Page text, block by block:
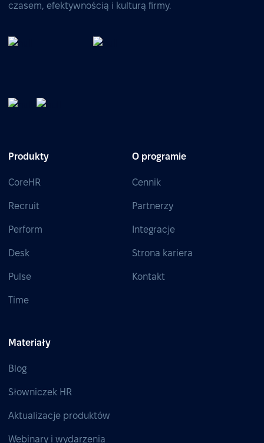
czasem, efektywnością i kulturą firmy.
Produkty
CoreHR
Recruit
Perform
Desk
Pulse
Time
O programie
Cennik
Partnerzy
Integracje
Strona kariera
Kontakt
Materiały
Blog
Słowniczek HR
Aktualizacje produktów
Webinary i wydarzenia